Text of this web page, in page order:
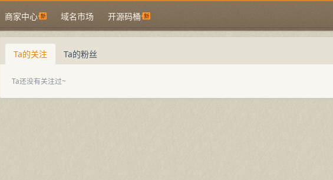
商家中心 域名市场 开源码桶
Ta的关注 Ta的粉丝
Ta还没有关注过~